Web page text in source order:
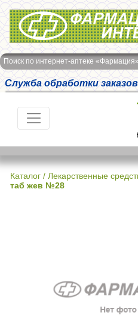
Интернет-аптека Фармация
Поиск по интернет-аптеке «Фармация»
Служба обработки заказов
Каталог / Лекарственные
таб жев №28